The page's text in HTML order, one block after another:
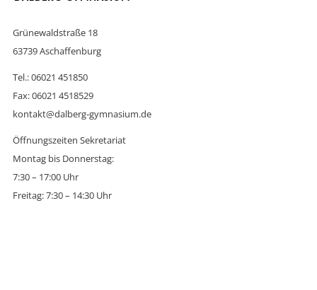
Grünewaldstraße 18
63739 Aschaffenburg
Tel.: 06021 451850
Fax: 06021 4518529
kontakt@dalberg-gymnasium.de
Öffnungszeiten Sekretariat
Montag bis Donnerstag:
7:30 – 17:00 Uhr
Freitag: 7:30 – 14:30 Uhr